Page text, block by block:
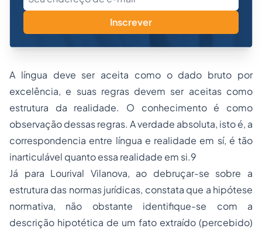
Inscrever
A língua deve ser aceita como o dado bruto por
excelência, e suas regras devem ser aceitas como
estrutura da realidade. O conhecimento é como
observação dessas regras. A verdade absoluta, isto é, a
correspondencia entre língua e realidade em sí, é tão
inarticulável quanto essa realidade em si.9
Já para Lourival Vilanova, ao debruçar-se sobre a
estrutura das normas jurídicas, constata que a hipótese
normativa, não obstante identifique-se com a
descrição hipotética de um fato extraído (percebido)